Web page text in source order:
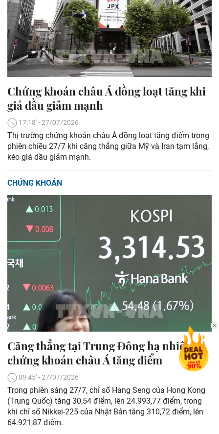
Chứng khoán châu Á đồng loạt tăng khi
giá dầu giảm mạnh
17:18' - 27/07/2026
Thị trường chứng khoán châu Á đồng loạt tăng điểm trong
phiên chiều 27/7 khi căng thẳng giữa Mỹ và Iran tạm lắng,
kéo giá dầu giảm mạnh.
CHỨNG KHOÁN
Căng thẳng tại Trung Đông hạ nhiệt,
chứng khoán châu Á tăng điểm
09:45' - 27/07/2026
Trong phiên sáng 27/7, chỉ số Hang Seng của Hong Kong
(Trung Quốc) tăng 30,54 điểm, lên 24.993,77 điểm, trong
khi chỉ số Nikkei-225 của Nhật Bản tăng 310,72 điểm, lên
64.921,87 điểm.